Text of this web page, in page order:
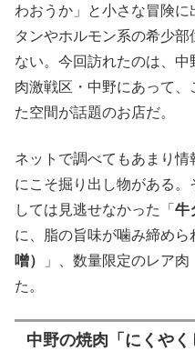
わおうか」と小さな冒険
タンやホルモン系の希少
ない。今回訪れたのは、中
肉激戦区・中野にあって
た空間が話題のお店だ。
ネットで調べてもあまり
にこそ掘り出し物がある
しては見逃せなかった「 牛
に、脂の旨味が噛み締めら
噌）
」、数量限定のレア肉
た。
中野の焼肉「にくやく